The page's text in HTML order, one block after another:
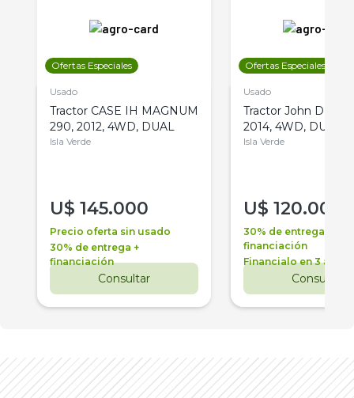
Ofertas Especiales
Usado
Tractor CASE IH MAGNUM
290, 2012, 4WD, DUAL
Isla Verde
U$ 145.000
Precio oferta sin usado
30% de entrega +
financiación
Consultar
Ofertas Especiales
Usado
Tractor John Deere
2014, 4WD, DUAL
Isla Verde
U$ 120.000
30% de entrega +
financiación
Financialo en 3 años
Consultar